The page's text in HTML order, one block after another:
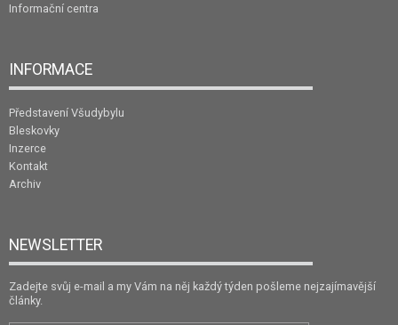
Informační centra
INFORMACE
Představení Všudybylu
Bleskovky
Inzerce
Kontakt
Archiv
NEWSLETTER
Zadejte svůj e-mail a my Vám na něj každý týden pošleme nejzajímavější
články.